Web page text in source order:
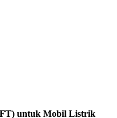
untuk Mobil Listrik